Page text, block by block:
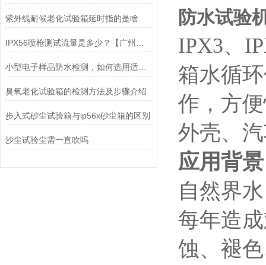
紫外线耐候老化试验箱延时指的是啥
小型电子样品防水检测，如何选用适配的箱式淋雨试验设备？
臭氧老化试验箱的检测方法及步骤介绍
步入式砂尘试验箱与ip56x砂尘箱的区别
沙尘试验尘需一直吹吗
防水试验
IPX3、
箱水循
作，方
外壳、
应用背景
自然界
每年造
蚀、褪